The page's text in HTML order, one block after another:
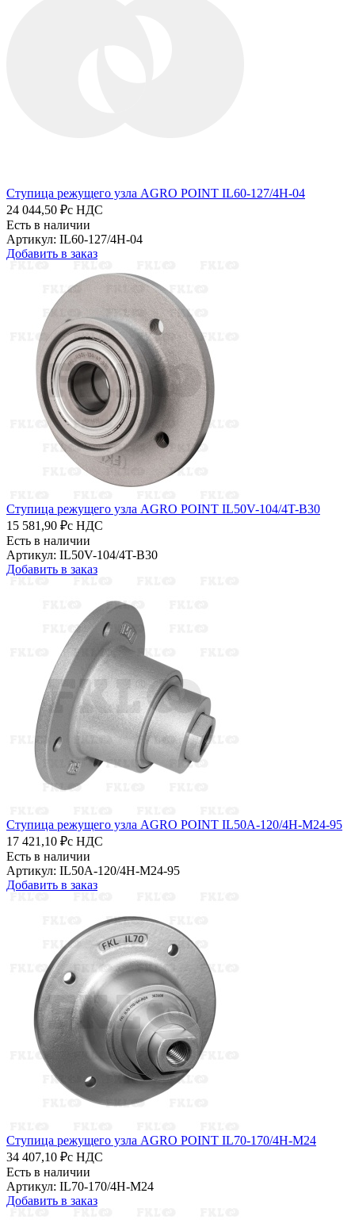
Ступица режущего узла AGRO POINT IL60-127/4H-04
24 044,50 ₽с НДС
Есть в наличии
Артикул: IL60-127/4H-04
Добавить в заказ
Ступица режущего узла AGRO POINT IL50V-104/4T-B30
15 581,90 ₽с НДС
Есть в наличии
Артикул: IL50V-104/4T-B30
Добавить в заказ
Ступица режущего узла AGRO POINT IL50A-120/4H-M24-95
17 421,10 ₽с НДС
Есть в наличии
Артикул: IL50A-120/4H-M24-95
Добавить в заказ
Ступица режущего узла AGRO POINT IL70-170/4H-M24
34 407,10 ₽с НДС
Есть в наличии
Артикул: IL70-170/4H-M24
Добавить в заказ